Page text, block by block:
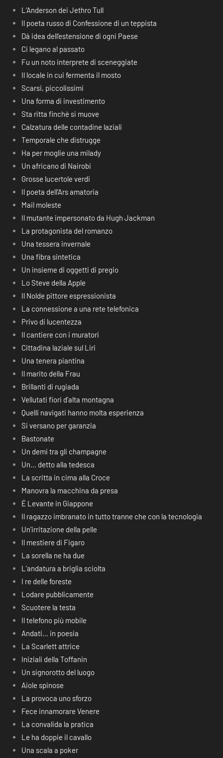
L’Anderson dei Jethro Tull
Il poeta russo di Confessione di un teppista
Dà idea dell’estensione di ogni Paese
Ci legano al passato
Fu un noto interprete di sceneggiate
Il locale in cui fermenta il mosto
Scarsi, piccolissimi
Una forma di investimento
Sta ritta finchè si muove
Calzatura delle contadine laziali
Temporale che distrugge
Ha per moglie una milady
Un africano di Nairobi
Grosse lucertole verdi
Il poeta dell’Ars amatoria
Mail moleste
Il mutante impersonato da Hugh Jackman
La protagonista del romanzo
Una tessera invernale
Una fibra sintetica
Un insieme di oggetti di pregio
Lo Steve della Apple
Il Nolde pittore espressionista
La connessione a una rete telefonica
Privo di lucentezza
Il cantiere con i muratori
Cittadina laziale sul Liri
Una tenera piantina
Il marito della Frau
Brillanti di rugiada
Vellutati fiori d’alta montagna
Quelli navigati hanno molta esperienza
Si versano per garanzia
Bastonate
Un demi tra gli champagne
Un… detto alla tedesca
La scritta in cima alla Croce
Manovra la macchina da presa
É Levante in Giappone
Il ragazzo imbranato in tutto tranne che con la tecnologia
Un’irritazione della pelle
Il mestiere di Figaro
La sorella ne ha due
L’andatura a briglia sciolta
I re delle foreste
Lodare pubblicamente
Scuotere la testa
Il telefono più mobile
Andati… in poesia
La Scarlett attrice
Iniziali della Toffanin
Un signorotto del luogo
Aiole spinose
La provoca uno sforzo
Fece innamorare Venere
La convalida la pratica
Le ha doppie il cavallo
Una scala a poker